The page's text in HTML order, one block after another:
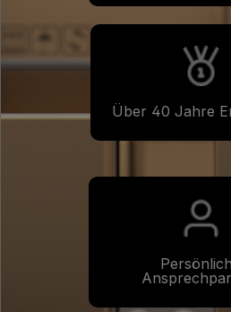
Über 40 Jahre